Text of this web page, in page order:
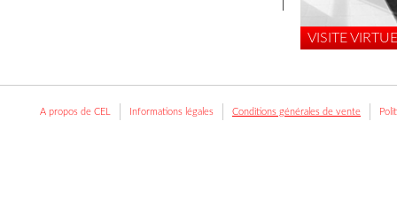
VISITE
A propos de CEL Informations légales Conditions générales de vente